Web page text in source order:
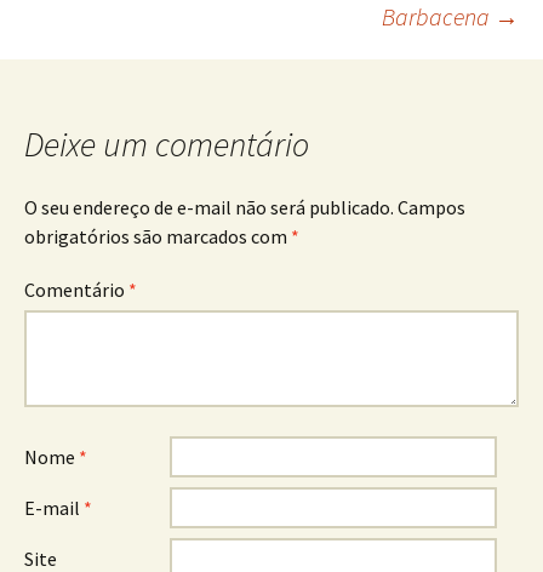
posts
Barbacena →
Deixe um comentário
O seu endereço de e-mail não será publicado. Campos
obrigatórios são marcados com *
Comentário *
Nome *
E-mail *
Site